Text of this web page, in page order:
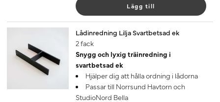
Lägg till
Lådinredning Lilja Svartbetsad ek
2 fack
Snygg och lyxig träinredning i
svartbetsad ek
Hjälper dig att hålla ordning i lådorna
Passar till Norrsund Havtorn och
StudioNord Bella